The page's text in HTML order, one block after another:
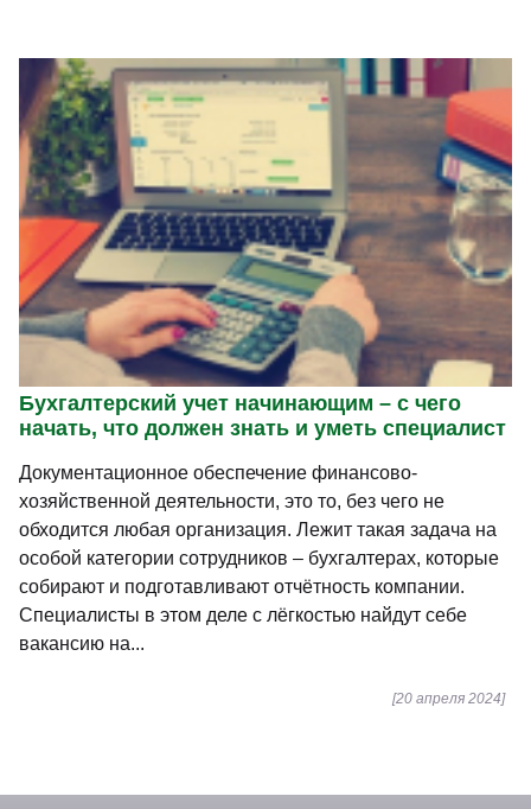
Бухгалтерский учет начинающим – с чего
начать, что должен знать и уметь специалист
Документационное обеспечение финансово-
хозяйственной деятельности, это то, без чего не
обходится любая организация. Лежит такая задача на
особой категории сотрудников – бухгалтерах, которые
собирают и подготавливают отчётность компании.
Специалисты в этом деле с лёгкостью найдут себе
вакансию на...
[20 апреля 2024]